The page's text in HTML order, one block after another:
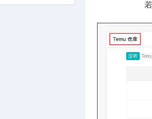
若有授权